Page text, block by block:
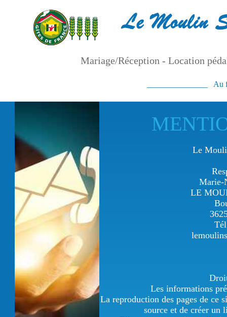
Mariage/Réception - Location
_______________ Au
Le
LE
Les informations
La reproduction des pages de ce
source et de créer un